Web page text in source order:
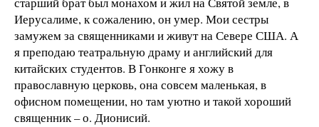
Иерусалиме, к сожалению, он умер. Мои сестры
замужем за священниками и живут на Севере США. А
я преподаю театральную драму и английский для
китайских студентов. В Гонконге я хожу в
православную церковь, она совсем маленькая, в
офисном помещении, но там уютно и такой хороший
священник – о. Дионисий.